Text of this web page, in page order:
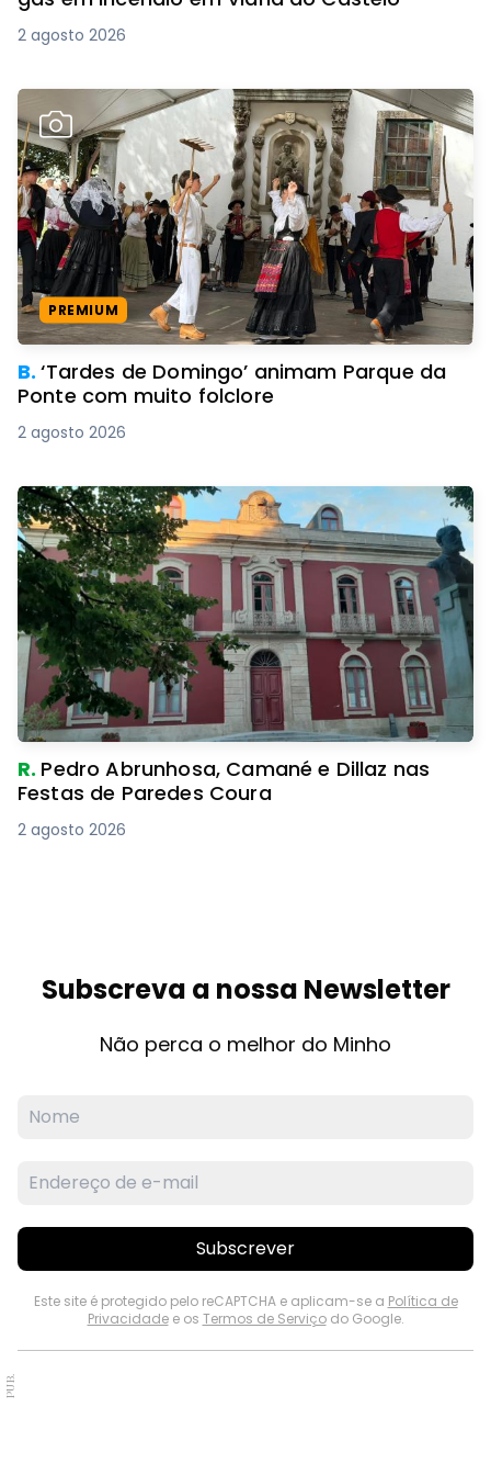
2 agosto 2026
PREMIUM
B.‘Tardes de Domingo’ animam Parque da
Ponte com muito folclore
2 agosto 2026
R. Pedro Abrunhosa, Camané e Dillaz nas
Festas de Paredes Coura
2 agosto 2026
Subscreva a nossa Newsletter
Não perca o melhor do Minho
Subscrever
Este site é protegido pelo reCAPTCHA e aplicam-se a Política de
Privacidadee os Termos de Serviçodo Google.
PUB.